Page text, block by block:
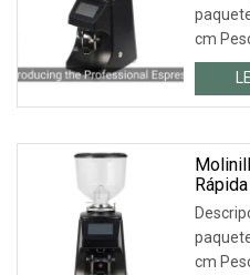
cm
.lc-a-
83 Mm
cm